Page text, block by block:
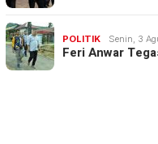
POLITIK Senin, 3
Feri Anwar